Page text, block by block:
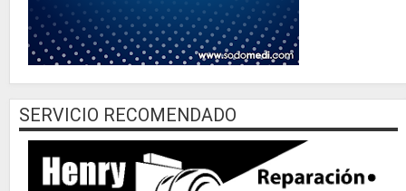
SERVICIO RECOMENDADO